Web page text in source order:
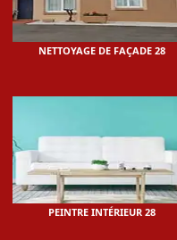
NETTOYAGE DE FAÇADE 28
PEINTRE INTÉRIEUR 28